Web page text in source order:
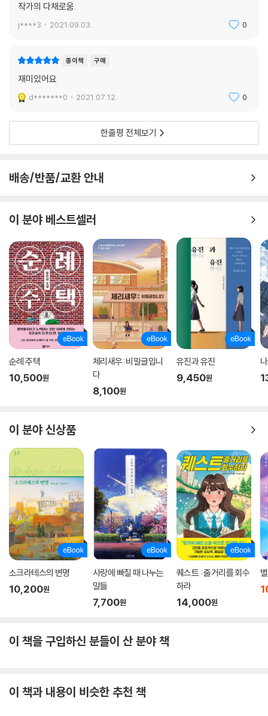
작가의 다채로움.
j****3 2021.09.03. 0
종이책 구매
재미있어요
d*******0 2021.07.12. 0
한줄평 전체보기
배송/반품/교환 안내
이 분야 베스트셀러
순례 주택
10,500원
체리새우: 비밀글입니
다
8,100원
유진과 유진
9,450원
이 분야 신상품
소크라테스의 변명
10,200원
사랑에 빠질 때 나누는
말들
7,700원
퀘스트 : 줄거리를 회수
하라
14,000원
이 책을 구입하신 분들이 산 분야 책
이 책과 내용이 비슷한 추천 책